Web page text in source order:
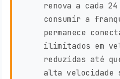
renova a cada
consumir a
permanece
ilimitados em
reduzidas até
alta velocidade